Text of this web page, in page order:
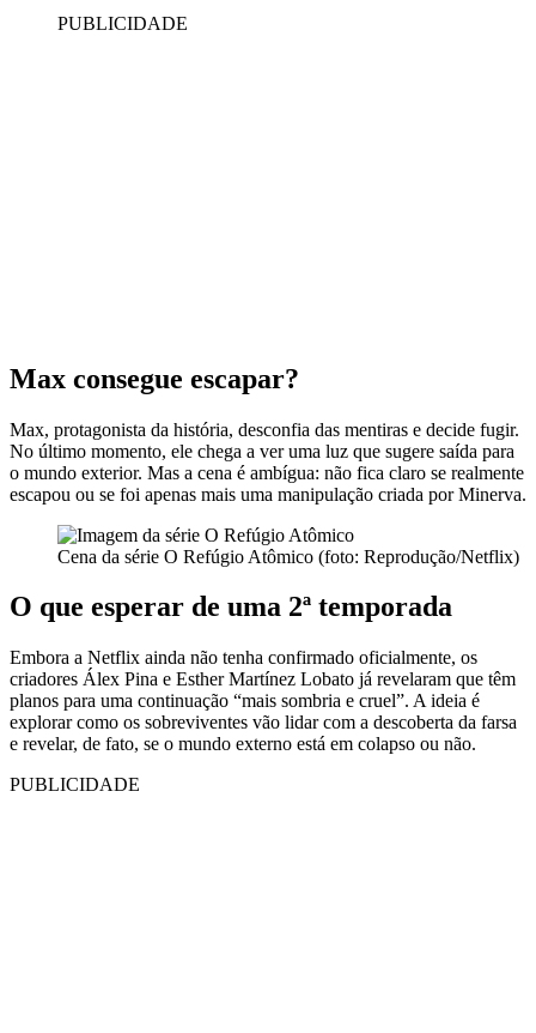
PUBLICIDADE
Max consegue escapar?
Max, protagonista da história, desconfia das mentiras e decide fugir.
No último momento, ele chega a ver uma luz que sugere saída para
o mundo exterior. Mas a cena é ambígua: não fica claro se realmente
escapou ou se foi apenas mais uma manipulação criada por Minerva.
Cena da série O Refúgio Atômico (foto: Reprodução/Netflix)
O que esperar de uma 2ª temporada
Embora a Netflix ainda não tenha confirmado oficialmente, os
criadores Álex Pina e Esther Martínez Lobato já revelaram que têm
planos para uma continuação “mais sombria e cruel”. A ideia é
explorar como os sobreviventes vão lidar com a descoberta da farsa
e revelar, de fato, se o mundo externo está em colapso ou não.
PUBLICIDADE